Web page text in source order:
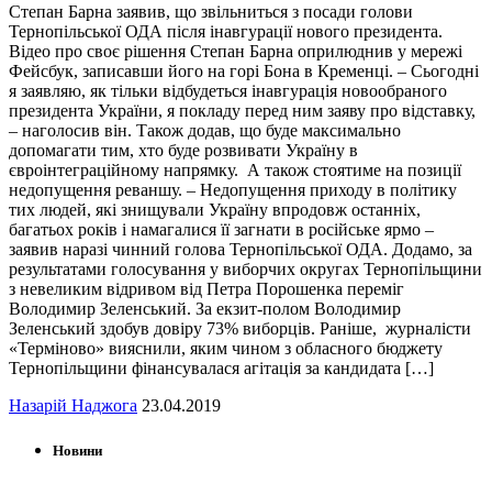
Степан Барна заявив, що звільниться з посади голови
Тернопільської ОДА після інавгурації нового президента.
Відео про своє рішення Степан Барна оприлюднив у мережі
Фейсбук, записавши його на горі Бона в Кременці. – Сьогодні
я заявляю, як тільки відбудеться інавгурація новообраного
президента України, я покладу перед ним заяву про відставку,
– наголосив він. Також додав, що буде максимально
допомагати тим, хто буде розвивати Україну в
євроінтеграційному напрямку. А також стоятиме на позиції
недопущення реваншу. – Недопущення приходу в політику
тих людей, які знищували Україну впродовж останніх,
багатьох років і намагалися її загнати в російське ярмо –
заявив наразі чинний голова Тернопільської ОДА. Додамо, за
результатами голосування у виборчих округах Тернопільщини
з невеликим відривом від Петра Порошенка переміг
Володимир Зеленський. За екзит-полом Володимир
Зеленський здобув довіру 73% виборців. Раніше, журналісти
«Терміново» вияснили, яким чином з обласного бюджету
Тернопільщини фінансувалася агітація за кандидата […]
Назарій Наджога 23.04.2019
Новини